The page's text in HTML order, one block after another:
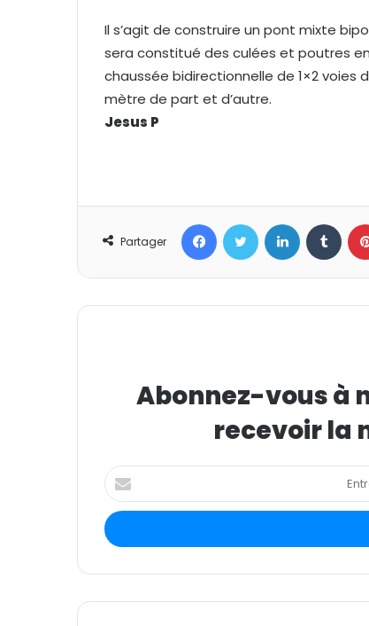
Il s’agit de construire un pont mixte
sera constitué des culées et poutres
chaussée bidirectionnelle de 1×2 voies
mètre de part et d’autre.
Jesus P
Partager
Abonnez-vous à
recevoir la
E
n
r
e
o